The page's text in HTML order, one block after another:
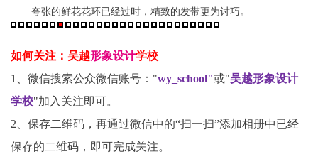
夸张的鲜花花环已经过时，精致的发带更为讨巧。
如何关注：吴越形象设计学校
1、微信搜索公众微信账号："wy_school"或"吴越形象设计
学校"加入关注即可。
2、保存二维码，再通过微信中的“扫一扫”添加相册中已经
保存的二维码，即可完成关注。